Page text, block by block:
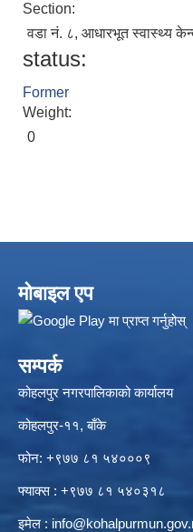
Section:
वडा नं. ८, आधारभूत स्वास्थ्य
status:
Former
Weight:
0
मोबाइल एप
सम्पर्क
कोहलपुर नगरपालिकाको कार्यालय
कोहलपुर-११, बाँके
फोन: +९७७ ८१ ५४०००९
फ्याक्स : +९७७ ८१ ५४०३१८
इमेल :